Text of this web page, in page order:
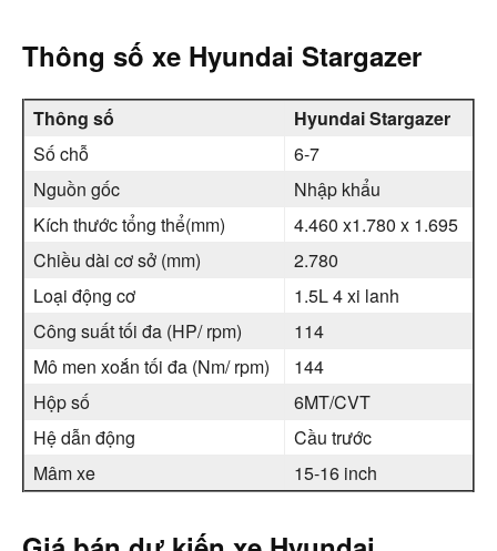
Thông số xe Hyundai Stargazer
Thông số
Hyundai Stargazer
Số chỗ
6-7
Nguồn gốc
Nhập khẩu
Kích thước tổng thể(mm)
4.460 x1.780 x 1.695
Chiều dài cơ sở (mm)
2.780
Loại động cơ
1.5L 4 xi lanh
Công suất tối đa (HP/ rpm)
114
Mô men xoắn tối đa (Nm/ rpm)
144
Hộp số
6MT/CVT
Hệ dẫn động
Cầu trước
Mâm xe
15-16 inch